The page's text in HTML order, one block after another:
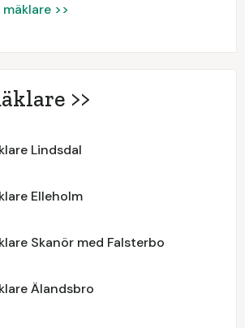
>>
>>
Lindsdal
Elleholm
Skanör med Falsterbo
Älandsbro